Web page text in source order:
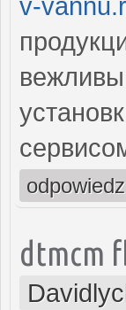
v-
odpowiedz
dtmcm